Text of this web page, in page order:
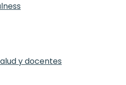
y docentes